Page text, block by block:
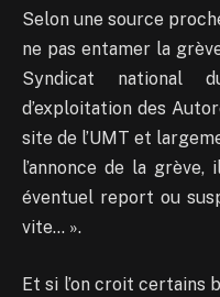
Selon une source
ne pas entamer la
Syndicat national
d’exploitation des
site de l’UMT et
l’annonce de la grève,
éventuel report ou
vite… ».
Et si l’on croit certains